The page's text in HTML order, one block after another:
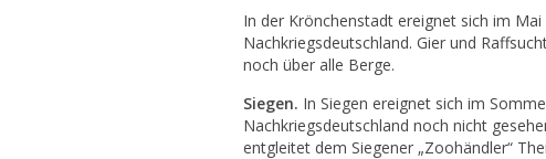
In der Krönchenstadt ereignet sich im
Nachkriegsdeutschland. Gier und
noch über alle Berge.
Siegen. In Siegen ereignet sich im
Nachkriegsdeutschland noch nicht
entgleitet dem Siegener „Zoohändler“